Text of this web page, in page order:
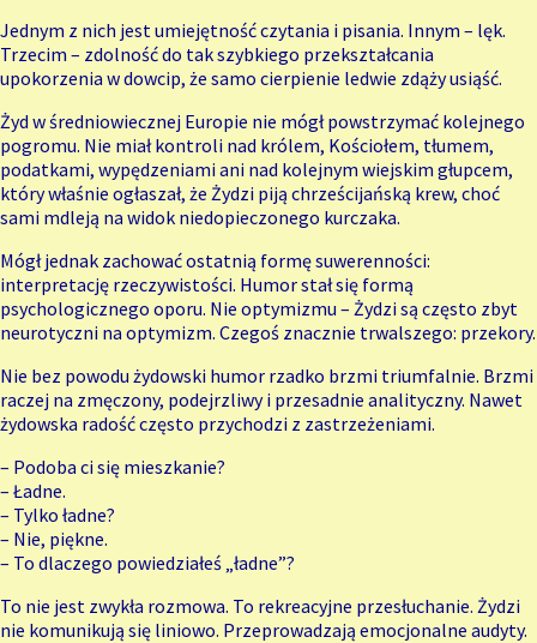
Jednym z nich jest umiejętność czytania i pisania. Innym – lęk.
Trzecim – zdolność do tak szybkiego przekształcania
upokorzenia w dowcip, że samo cierpienie ledwie zdąży usiąść.
Żyd w średniowiecznej Europie nie mógł powstrzymać kolejnego
pogromu. Nie miał kontroli nad królem, Kościołem, tłumem,
podatkami, wypędzeniami ani nad kolejnym wiejskim głupcem,
który właśnie ogłaszał, że Żydzi piją chrześcijańską krew, choć
sami mdleją na widok niedopieczonego kurczaka.
Mógł jednak zachować ostatnią formę suwerenności:
interpretację rzeczywistości. Humor stał się formą
psychologicznego oporu. Nie optymizmu – Żydzi są często zbyt
neurotyczni na optymizm. Czegoś znacznie trwalszego: przekory.
Nie bez powodu żydowski humor rzadko brzmi triumfalnie. Brzmi
raczej na zmęczony, podejrzliwy i przesadnie analityczny. Nawet
żydowska radość często przychodzi z zastrzeżeniami.
– Podoba ci się mieszkanie?
– Ładne.
– Tylko ładne?
– Nie, piękne.
– To dlaczego powiedziałeś „ładne”?
To nie jest zwykła rozmowa. To rekreacyjne przesłuchanie. Żydzi
nie komunikują się liniowo. Przeprowadzają emocjonalne audyty.